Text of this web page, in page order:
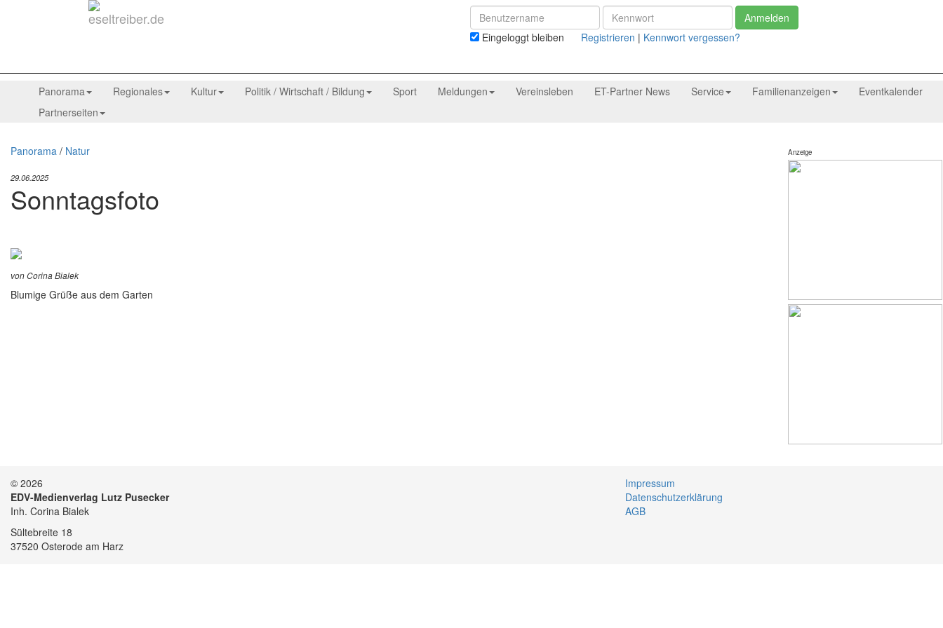
Anmelden
Eingeloggt bleiben Registrieren | Kennwort vergessen?
Panorama Regionales Kultur Politik / Wirtschaft / Bildung Sport Meldungen Vereinsleben ET-Partner News Service Familienanzeigen
Eventkalender
Partnerseiten
Panorama / Natur
29.06.2025
Sonntagsfoto
von Corina Bialek
Blumige Grüße aus dem Garten
Anzeige
© 2026
EDV-Medienverlag Lutz Pusecker
Inh. Corina Bialek
Sültebreite 18
37520 Osterode am Harz
Impressum
Datenschutzerklärung
AGB